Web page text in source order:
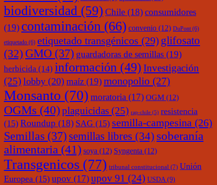
biodiversidad (59) Chile (18)consumidores
(19) contaminación (66) convenio (12) DuPont (6)
etiquetado (6) etiquetado transgénicos (29) glifosato
(32) GMO (37) guardadoras de semillas (19)
herbicida (14) información (49) Investigación
(25) lobby (20) maíz (19)monopolio (27)
Monsanto (70) moratoria (17) OGM (12)
OGMs (40)plaguicidas (25) rap-chile (5) resistencia
(15) Roundup (18) SAG (15) semilla-campesina (26)
Semillas (37) semillas libres (34) soberanía
alimentaria (41) soya (12) Syngenta (12)
Transgenicos (77) tribunal constitucional (7) Unión
Europea (15) upov (17)upov 91 (24) USDA (9)